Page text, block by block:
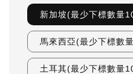
新加坡(最少下標數量
馬來西亞(最少下標數
土耳其(最少下標數量